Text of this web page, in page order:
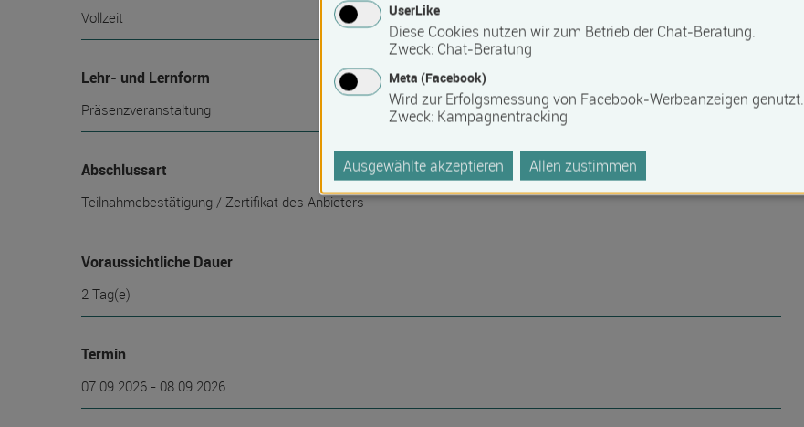
Vollzeit
Lehr- und Lernform
Präsenzveranstaltung
Abschlussart
Teilnahmebestätigung / Zertifikat des Anbieters
Voraussichtliche Dauer
2 Tag(e)
Termin
07.09.2026 - 08.09.2026
UserLike
Diese Cookies nutzen wir zum Betrieb der Chat-Beratung.
Zweck: Chat-Beratung
Meta (Facebook)
Wird zur Erfolgsmessung von Facebook-Werbeanzeigen genutzt.
Zweck: Kampagnentracking
Ausgewählte akzeptieren Allen zustimmen